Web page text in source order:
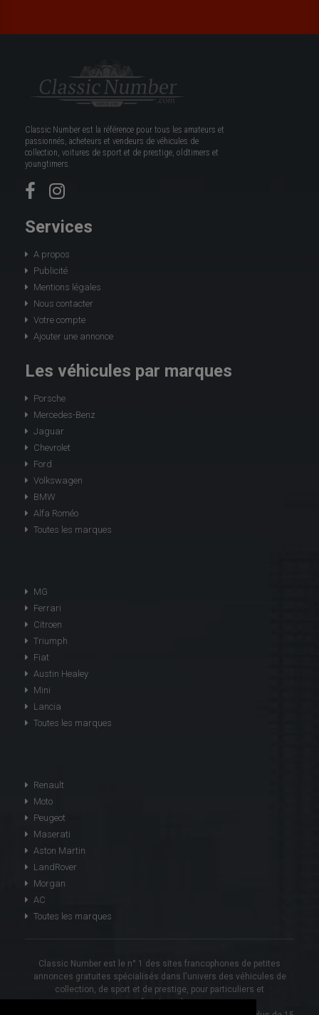
Classic Number est la référence pour tous les amateurs et
passionnés, acheteurs et vendeurs de véhicules de
collection, voitures de sport et de prestige, oldtimers et
youngtimers.
Services
A propos
Publicité
Mentions légales
Nous contacter
Votre compte
Ajouter une annonce
Les véhicules par marques
Porsche
Mercedes-Benz
Jaguar
Chevrolet
Ford
Volkswagen
BMW
Alfa Roméo
Toutes les marques
MG
Ferrari
Citroen
Triumph
Fiat
Austin Healey
Mini
Lancia
Toutes les marques
Renault
Moto
Peugeot
Maserati
Aston Martin
LandRover
Morgan
AC
Toutes les marques
Classic Number est le n° 1 des sites francophones de petites
annonces gratuites spécialisés dans l'univers des véhicules de
collection, de sport et de prestige, pour particuliers et
professionnels.